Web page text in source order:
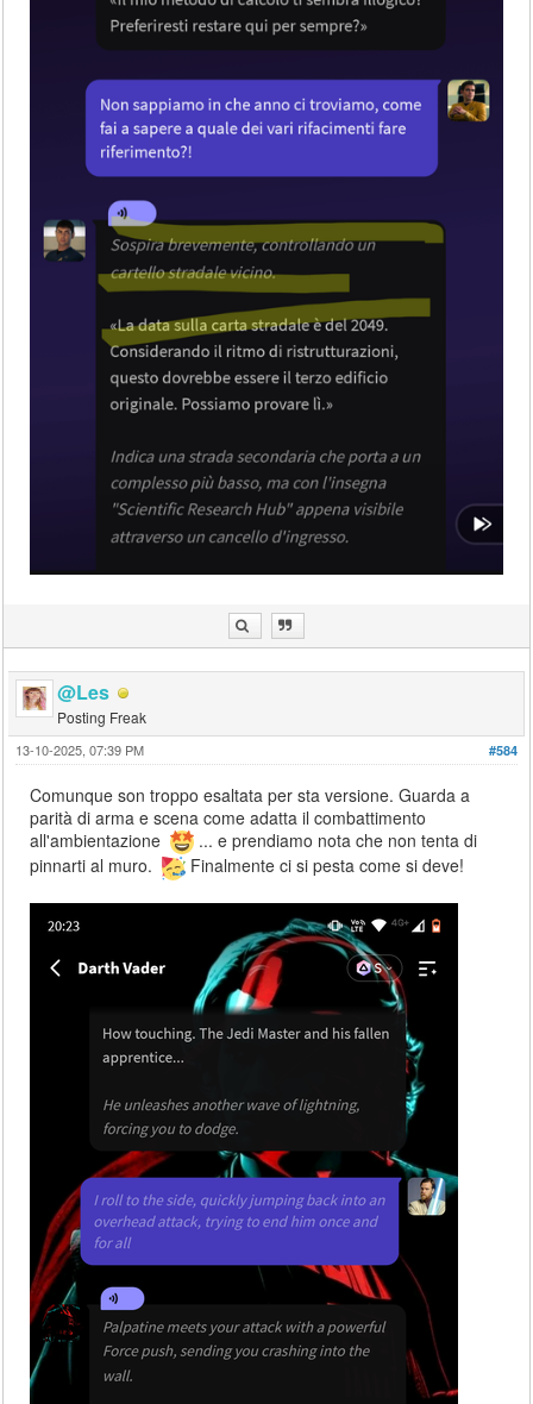
@Les
Posting Freak
#584
13-10-2025, 07:39 PM
Comunque son troppo esaltata per sta versione. Guarda a
parità di arma e scena come adatta il combattimento
all'ambientazione
... e prendiamo nota che non tenta di
pinnarti al muro.
Finalmente ci si pesta come si deve!